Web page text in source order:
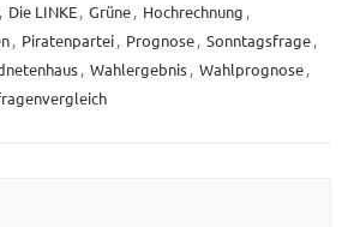
, Die LINKE, Grüne, Hochrechnung ,
, Piratenpartei, Prognose, Sonntagsfrage,
, Wahlergebnis, Wahlprognose,